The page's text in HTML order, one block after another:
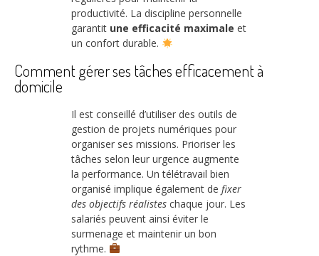
productivité. La discipline personnelle
garantit une efficacité maximale et
un confort durable.
Comment gérer ses tâches efficacement à
domicile
Il est conseillé d’utiliser des outils de
gestion de projets numériques pour
organiser ses missions. Prioriser les
tâches selon leur urgence augmente
la performance. Un télétravail bien
organisé implique également de fixer
des objectifs réalistes chaque jour. Les
salariés peuvent ainsi éviter le
surmenage et maintenir un bon
rythme.